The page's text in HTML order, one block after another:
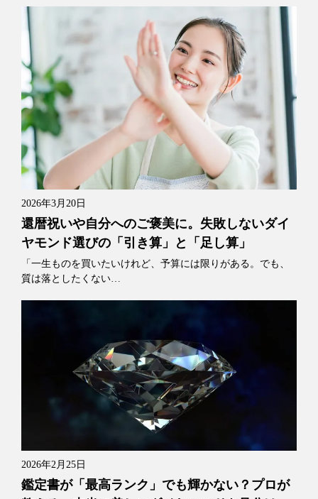
2026年3月20日
還暦祝いや自分へのご褒美に。失敗しないダイ
ヤモンド選びの「引き算」と「足し算」
「一生ものを買いたいけれど、予算には限りがある。でも、
質は落としたくない…
2026年2月25日
鑑定書が「最高ランク」でも輝かない？プロが